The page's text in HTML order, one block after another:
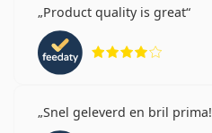
Product quality is great
Snel geleverd en bril prima!